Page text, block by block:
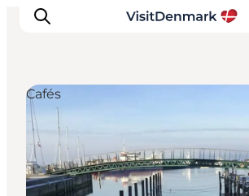
Inspiration
Regionen
Erlebnisse
Cafés